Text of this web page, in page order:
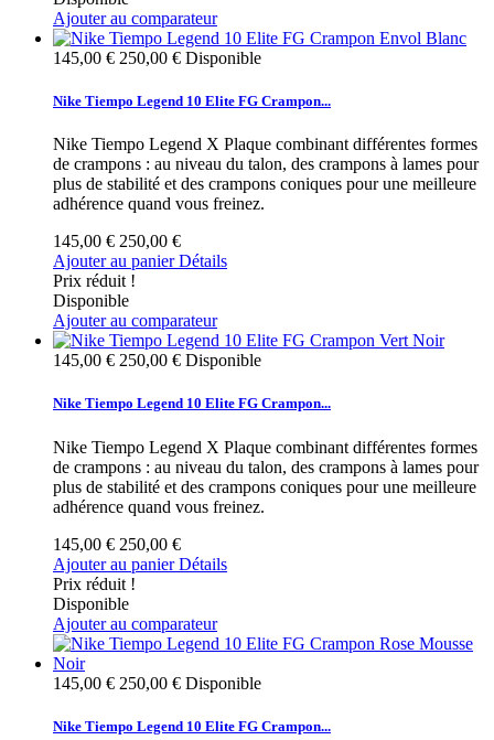
Ajouter au comparateur
145,00 € 250,00 € Disponible
Nike Tiempo Legend 10 Elite FG Crampon...
Nike Tiempo Legend X Plaque combinant différentes formes
de crampons : au niveau du talon, des crampons à lames pour
plus de stabilité et des crampons coniques pour une meilleure
adhérence quand vous freinez.
145,00 € 250,00 €
Ajouter au panier Détails
Prix réduit !
Disponible
Ajouter au comparateur
145,00 € 250,00 € Disponible
Nike Tiempo Legend 10 Elite FG Crampon...
Nike Tiempo Legend X Plaque combinant différentes formes
de crampons : au niveau du talon, des crampons à lames pour
plus de stabilité et des crampons coniques pour une meilleure
adhérence quand vous freinez.
145,00 € 250,00 €
Ajouter au panier Détails
Prix réduit !
Disponible
Ajouter au comparateur
145,00 € 250,00 € Disponible
Nike Tiempo Legend 10 Elite FG Crampon...